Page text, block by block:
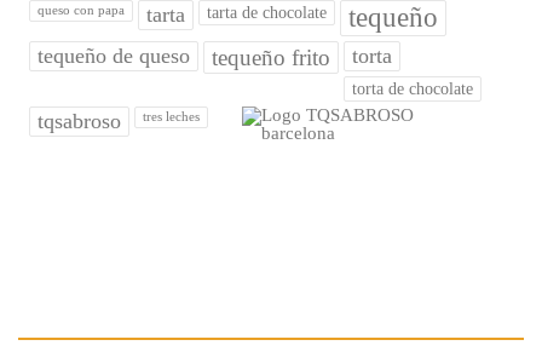
queso con papa tarta tarta de chocolate tequeño
tequeño de queso tequeño frito torta
torta de chocolate
tqsabroso tres leches